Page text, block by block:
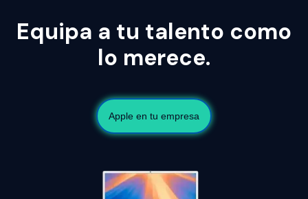
Equipa a tu talento como
lo merece.
Apple en tu empresa